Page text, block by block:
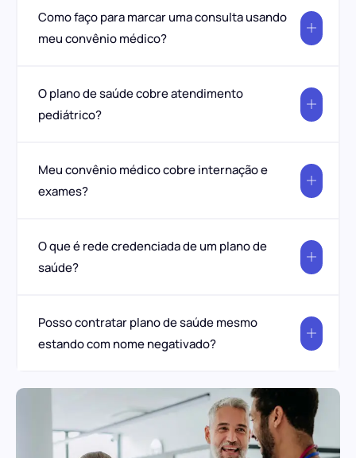
Como faço para marcar uma consulta usando
meu convênio médico?
O plano de saúde cobre atendimento
pediátrico?
Meu convênio médico cobre internação e
exames?
O que é rede credenciada de um plano de
saúde?
Posso contratar plano de saúde mesmo
estando com nome negativado?